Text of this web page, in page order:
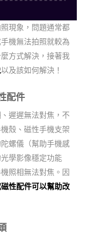
現象，問題通常都
機無法拍照就較為
方式解決，接著我
以及該如何解決！
配件
遲遲無法對焦，不
殼、磁性手機支架
螺儀（幫助手機感
學影像穩定功能
照相無法對焦。因
性配件可以幫助改